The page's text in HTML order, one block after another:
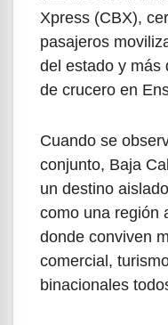
Xpress (CBX),
pasajeros
del estado y más
de crucero en
Cuando se
conjunto, Baja
un destino
como una región
donde conviven
comercial,
binacionales